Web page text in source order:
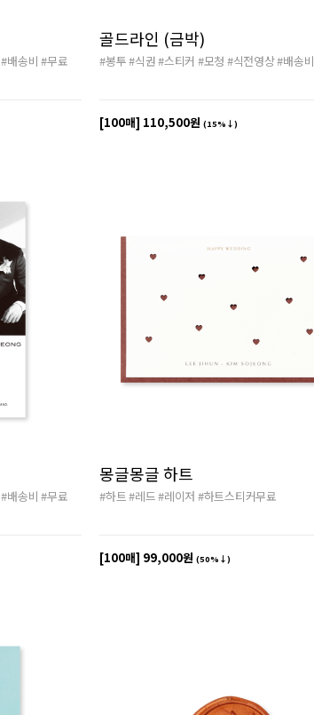
#배송비 #무료
골드라인 (금박)
#봉투#식권#스티커 #모청 #식전영상#배송비
[100매] 110,500원 (15%↓)
#배송비 #무료
몽글몽글 하트
#하트#레드#레이저 #하트스티커무료
[100매] 99,000원 (50%↓)